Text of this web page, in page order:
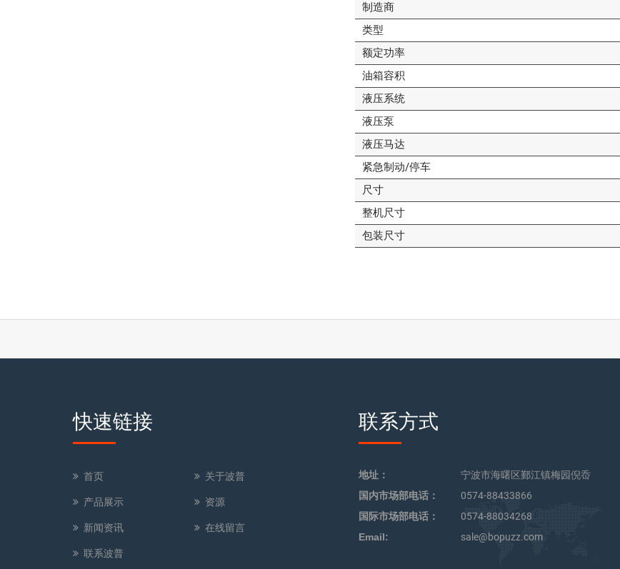
制造商
类型
额定功率
油箱容积
液压系统
液压泵
液压马达
紧急制动/停车
尺寸
整机尺寸
包装尺寸
快速链接
首页 关于波普
产品展示 资源
新闻资讯 在线留言
联系波普
联系方式
地址：
宁波市海曙区鄞江镇梅园倪岙
国内市场部电话：
0574-88433866
国际市场部电话：
0574-88034268
Email:
sale@bopuzz.com